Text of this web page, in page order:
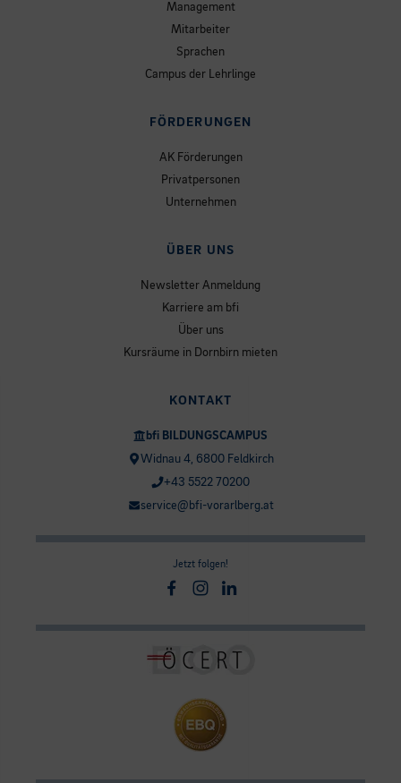
Management
Mitarbeiter
Sprachen
Campus der Lehrlinge
FÖRDERUNGEN
AK Förderungen
Privatpersonen
Unternehmen
ÜBER UNS
Newsletter Anmeldung
Karriere am bfi
Über uns
Kursräume in Dornbirn mieten
KONTAKT
bfi BILDUNGSCAMPUS
Widnau 4, 6800 Feldkirch
+43 5522 70200
service@bfi-vorarlberg.at
Jetzt folgen!
Facebook
Instagram
Linkedin